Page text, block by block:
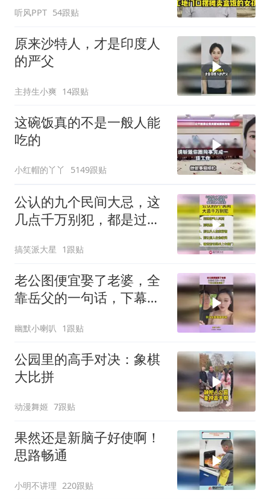
听风PPT 54跟贴
原来沙特人，才是印度人
的严父
主持生小爽 14跟贴
这碗饭真的不是一般人能
吃的
小红帽的丫丫 5149跟贴
公认的九个民间大忌，这
几点千万别犯，都是过来
搞笑派大星 1跟贴
老公图便宜娶了老婆，全
靠岳父的一句话，下幕老
幽默小喇叭 1跟贴
公园里的高手对决：象棋
大比拼
动漫舞姬 7跟贴
果然还是新脑子好使啊！
思路畅通
小明不讲理 220跟贴